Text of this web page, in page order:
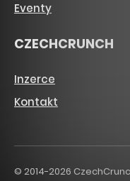
Eventy
CZECHCRUNCH
Inzerce
Kontakt
© 2014-2026